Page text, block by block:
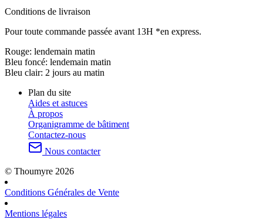
Conditions de livraison
Pour toute commande passée avant 13H *en express.
Rouge: lendemain matin
Bleu foncé: lendemain matin
Bleu clair: 2 jours au matin
Plan du site
Aides et astuces
À propos
Organigramme de bâtiment
Contactez-nous
Nous contacter
© Thoumyre 2026
Conditions Générales de Vente
Mentions légales